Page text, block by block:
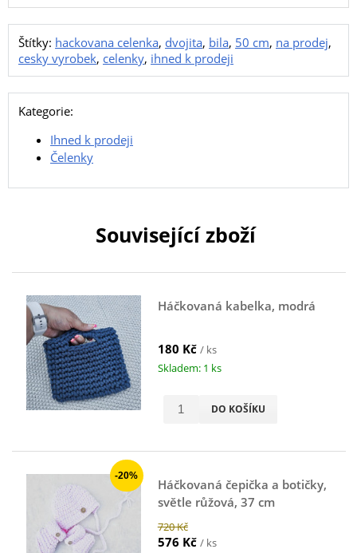
Štítky: hackovana celenka, dvojita, bila, 50 cm, na prodej,
cesky vyrobek, celenky, ihned k prodeji
Kategorie:
Ihned k prodeji
Čelenky
Související zboží
Háčkovaná kabelka, modrá
180 Kč / ks
Skladem: 1 ks
DO KOŠÍKU
-20%
Háčkovaná čepička a botičky,
světle růžová, 37 cm
720 Kč
576 Kč / ks